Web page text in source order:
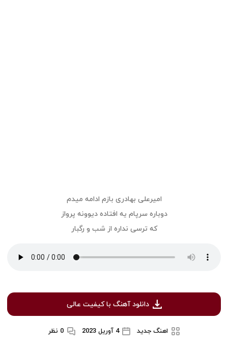
امیرعلی بهادری بازم ادامه میدم
دوباره سرپام یه افتاده دیوونه پرواز
که ترسی نداره از شب و رگبار
دانلود آهنگ با کیفیت عالی
اهنگ جدید 4 آوریل 2023 0 نظر